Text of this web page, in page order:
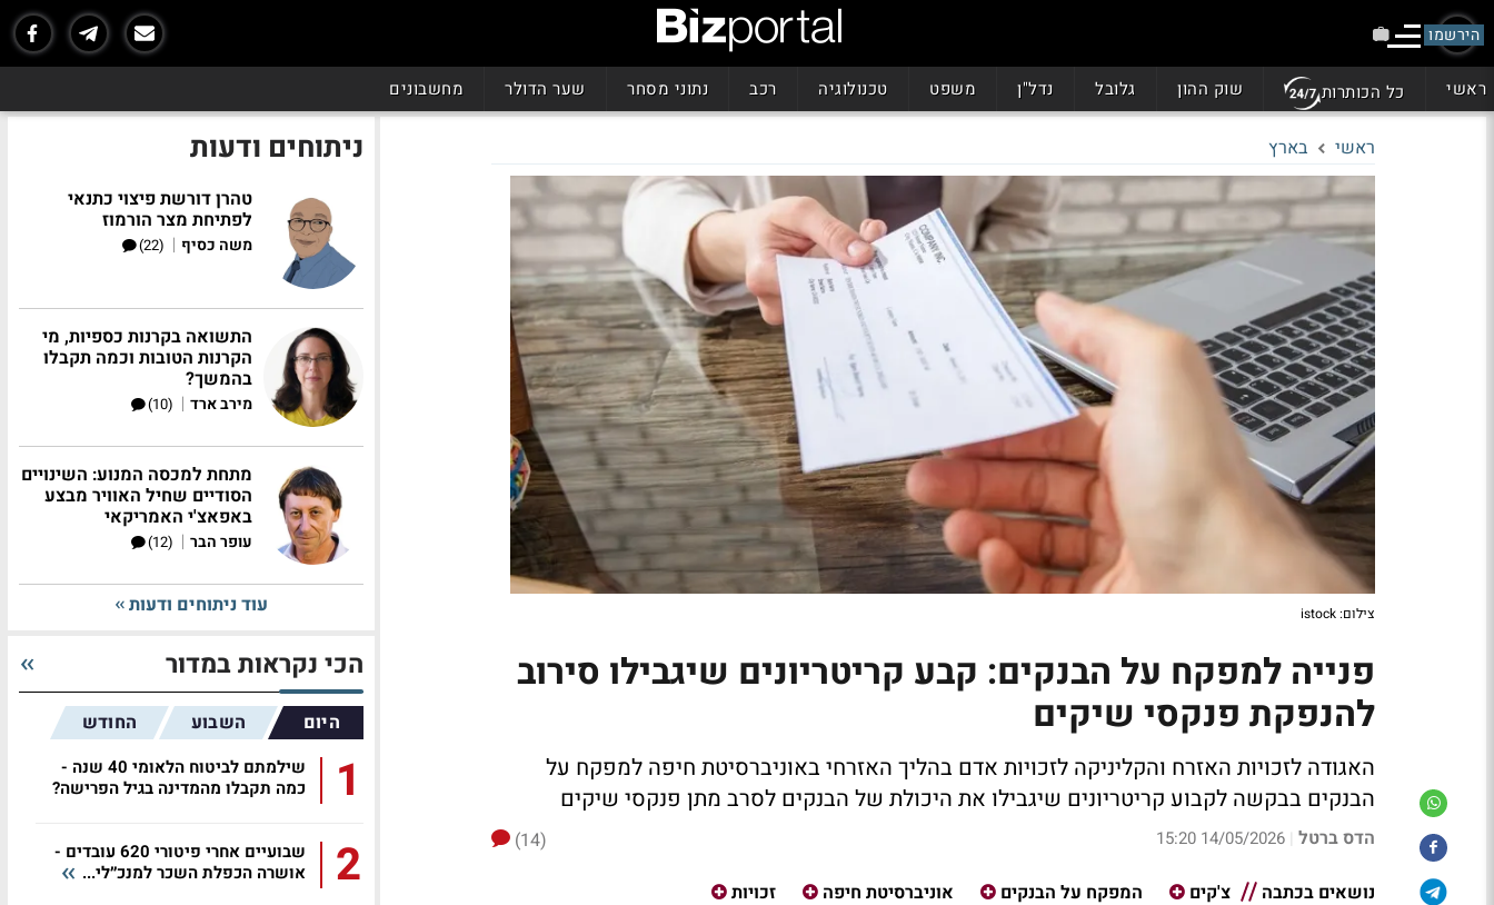
הירשמו
ראשי כל הכותרות שוק ההון גלובל נדל"ן משפט טכנולוגיה רכב נתוני מסחר שער הדולר מחשבונים
ראשי בארץ
צילום: istock
פנייה למפקח על הבנקים: קבע קריטריונים שיגבילו סירוב
להנפקת פנקסי שיקים
האגודה לזכויות האזרח והקליניקה לזכויות אדם בהליך האזרחי באוניברסיטת חיפה למפקח על
הבנקים בבקשה לקבוע קריטריונים שיגבילו את היכולת של הבנקים לסרב מתן פנקסי שיקים
הדס ברטל |
14/05/2026 15:20
(14)
נושאים בכתבה
צ'קים המפקח על הבנקים אוניברסיטת חיפה זכויות
ניתוחים ודעות
טהרן דורשת פיצוי כתנאי
לפתיחת מצר הורמוז
משה כסיף |
(22)
התשואה בקרנות כספיות, מי
הקרנות הטובות וכמה תקבלו
בהמשך?
מירב ארד |
(10)
מתחת למכסה המנוע: השינויים
הסודיים שחיל האוויר מבצע
באפאצ'י האמריקאי
עופר הבר |
(12)
עוד ניתוחים ודעות
הכי נקראות במדור
היום השבוע החודש
1
שילמתם לביטוח הלאומי 40 שנה -
כמה תקבלו מהמדינה בגיל הפרישה?
2
שבועיים אחרי פיטורי 620 עובדים -
אושרה הכפלת השכר למנכ״לי...